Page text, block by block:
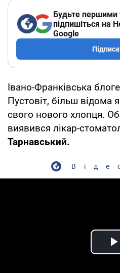
Будьте першими
підпишіться на
Google
Івано-Франківська
Пустовіт, більш відома
свого нового хлопця.
виявився лікар-
Тарнавський.